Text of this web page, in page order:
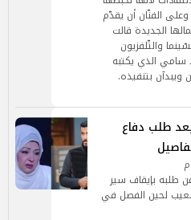
الفنّان أن يقدّم
الجديدة قالت
والتّلفزيون
الذي يكتبه
ويبدآن بتنفيذه.
طلب دفاع
بإيقاف سير
لحين الفصل في